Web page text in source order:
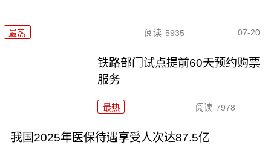
最热 阅读 5935 07-20
铁路部门试点提前60天预约购票
服务
最热 阅读 7978
我国2025年医保待遇享受人次达87.5亿